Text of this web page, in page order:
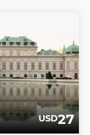
USD27